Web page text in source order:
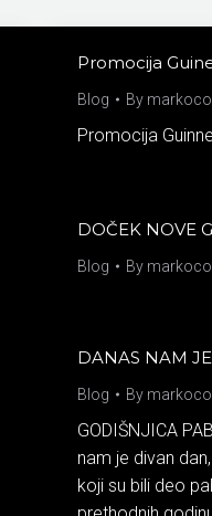
Promocija
Blog By
Promocija
DOČEK NOVE
Blog By
DANAS NAM
Blog By
GODIŠNJICA
nam je divan
koji su bili deo